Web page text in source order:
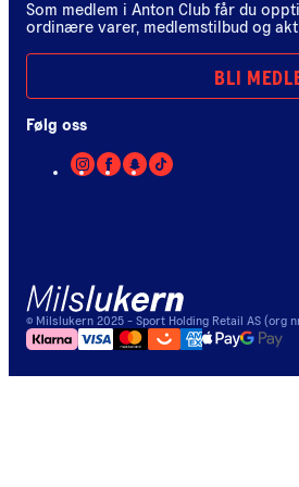
Som medlem i Anton Club får du
ordinære varer, medlemstilbud og
BLI
Følg oss
© Milslukern 2025 - Sport Holding Retail AS (org